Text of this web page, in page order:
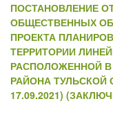
ПОСТАНОВЛЕНИЕ
ОБЩЕСТВЕННЫХ
ПРОЕКТА
ТЕРРИТОРИИ
РАСПОЛОЖЕННОЙ
РАЙОНА
17.09.2021)